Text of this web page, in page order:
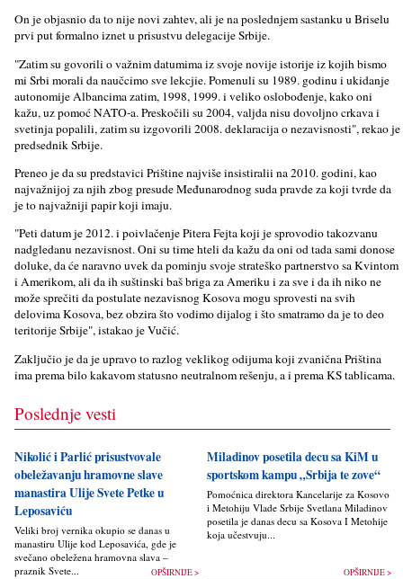
On je objasnio da to nije novi zahtev, ali je na poslednjem sastanku u Briselu
prvi put formalno iznet u prisustvu delegacije Srbije.
"Zatim su govorili o važnim datumima iz svoje novije istorije iz kojih bismo
mi Srbi morali da naučcimo sve lekcjie. Pomenuli su 1989. godinu i ukidanje
autonomije Albancima zatim, 1998, 1999. i veliko oslobođenje, kako oni
kažu, uz pomoć NATO-a. Preskočili su 2004, valјda nisu dovolјno crkava i
svetinja popalili, zatim su izgovorili 2008. deklaracija o nezavisnosti", rekao je
predsednik Srbije.
Preneo je da su predstavici Prištine najviše insistiralii na 2010. godini, kao
najvažnijoj za njih zbog presude Međunarodnog suda pravde za koji tvrde da
je to najvažniji papir koji imaju.
"Peti datum je 2012. i poivlačenje Pitera Fejta koji je sprovodio takozvanu
nadgledanu nezavisnost. Oni su time hteli da kažu da oni od tada sami donose
doluke, da će naravno uvek da pominju svoje strateško partnerstvo sa Kvintom
i Amerikom, ali da ih suštinski baš briga za Ameriku i za sve i da ih niko ne
može sprečiti da postulate nezavisnog Kosova mogu sprovesti na svih
delovima Kosova, bez obzira što vodimo dijalog i što smatramo da je to deo
teritorije Srbije", istakao je Vučić.
Zaklјučio je da je upravo to razlog veklikog odijuma koji zvanična Priština
ima prema bilo kakavom statusno neutralnom rešenju, a i prema KS tablicama.
Poslednje vesti
Nikolić i Parlić prisustvovale
obeležavanju hramovne slave
manastira Ulije Svete Petke u
Leposaviću
Veliki broj vernika okupio se danas u
manastiru Ulije kod Leposavića, gde je
svečano obeležena hramovna slava –
praznik Svete...
OPŠIRNIJE >
Miladinov posetila decu sa KiM u
sportskom kampu „Srbija te zove“
Pomoćnica direktora Kancelarije za Kosovo
i Metohiju Vlade Srbije Svetlana Miladinov
posetila je danas decu sa Kosova I Metohije
koja učestvuju...
OPŠIRNIJE >